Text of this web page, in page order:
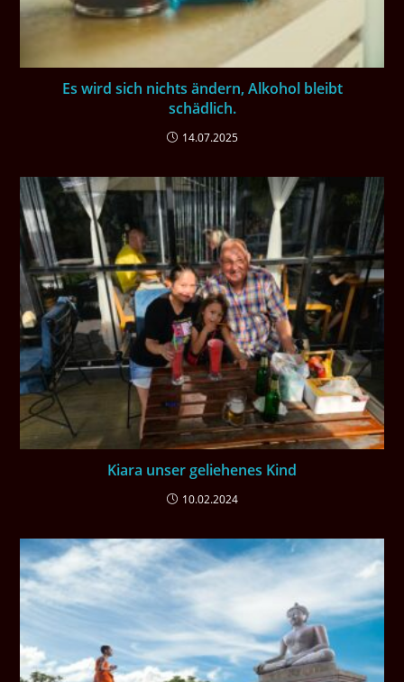
Es wird sich nichts ändern, Alkohol bleibt
schädlich.
14.07.2025
Kiara unser geliehenes Kind
10.02.2024